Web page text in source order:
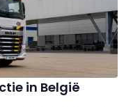
in België